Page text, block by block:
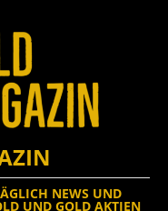
NEWS UND
UND GOLD AKTIEN